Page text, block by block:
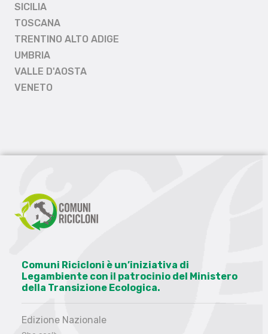
SICILIA
TOSCANA
TRENTINO ALTO ADIGE
UMBRIA
VALLE D'AOSTA
VENETO
Comuni Ricicloni è un’iniziativa di
Legambiente con il patrocinio del Ministero
della Transizione Ecologica.
Edizione Nazionale